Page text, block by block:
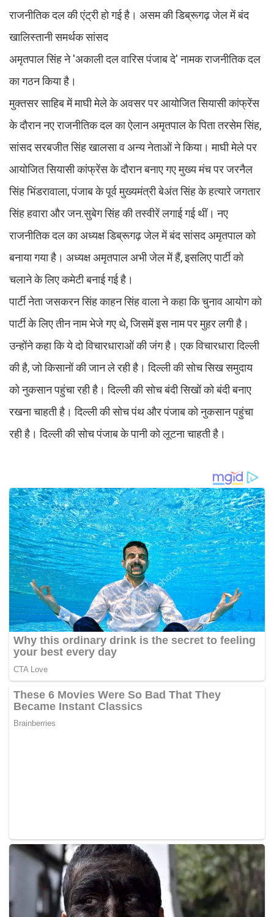
राजनीतिक दल की एंट्री हो गई है। असम की डिब्रूगढ़ जेल में बंद
खालिस्तानी समर्थक सांसद
अमृतपाल सिंह ने 'अकाली दल वारिस पंजाब दे' नामक राजनीतिक दल
का गठन किया है।
मुक्तसर साहिब में माघी मेले के अवसर पर आयोजित सियासी कांफ्रेंस
के दौरान नए राजनीतिक दल का ऐलान अमृतपाल के पिता तरसेम सिंह,
सांसद सरबजीत सिंह खालसा व अन्य नेताओं ने किया। माघी मेले पर
आयोजित सियासी कांफ्रेंस के दौरान बनाए गए मुख्य मंच पर जरनैल
सिंह भिंडरावाला, पंजाब के पूर्व मुख्यमंत्री बेअंत सिंह के हत्यारे जगतार
सिंह हवारा और जन.सुबेग सिंह की तस्वीरें लगाई गई थीं। नए
राजनीतिक दल का अध्यक्ष डिब्रूगढ़ जेल में बंद सांसद अमृतपाल को
बनाया गया है। अध्यक्ष अमृतपाल अभी जेल में हैं, इसलिए पार्टी को
चलाने के लिए कमेटी बनाई गई है।
पार्टी नेता जसकरन सिंह काहन सिंह वाला ने कहा कि चुनाव आयोग को
पार्टी के लिए तीन नाम भेजे गए थे, जिसमें इस नाम पर मुहर लगी है।
उन्होंने कहा कि ये दो विचारधाराओं की जंग है। एक विचारधारा दिल्ली
की है, जो किसानों की जान ले रही है। दिल्ली की सोच सिख समुदाय
को नुकसान पहुंचा रही है। दिल्ली की सोच बंदी सिखों को बंदी बनाए
रखना चाहती है। दिल्ली की सोच पंथ और पंजाब को नुकसान पहुंचा
रही है। दिल्ली की सोच पंजाब के पानी को लूटना चाहती है।